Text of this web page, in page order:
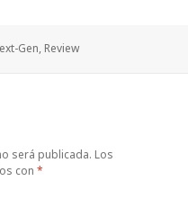
Gen, Review
será publicada. Los
con*